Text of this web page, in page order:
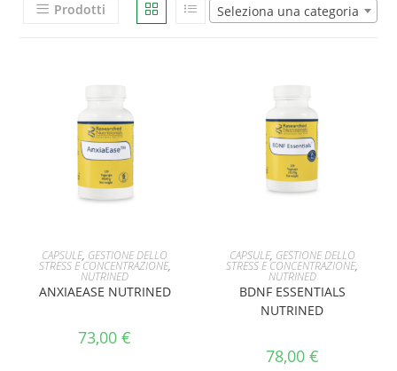
Seleziona una categoria
Prodotti
AGGIUNGI AL CARRELLO
CAPSULE, GESTIONE DELLO
STRESS E CONCENTRAZIONE,
NUTRINED
ANXIAEASE NUTRINED
73,00€
AGGIUNGI AL CARRELLO
CAPSULE, GESTIONE DELLO
STRESS E CONCENTRAZIONE,
NUTRINED
BDNF ESSENTIALS
NUTRINED
78,00 €